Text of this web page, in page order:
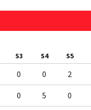
S3 S4 S5
0 0 2
0 5 0